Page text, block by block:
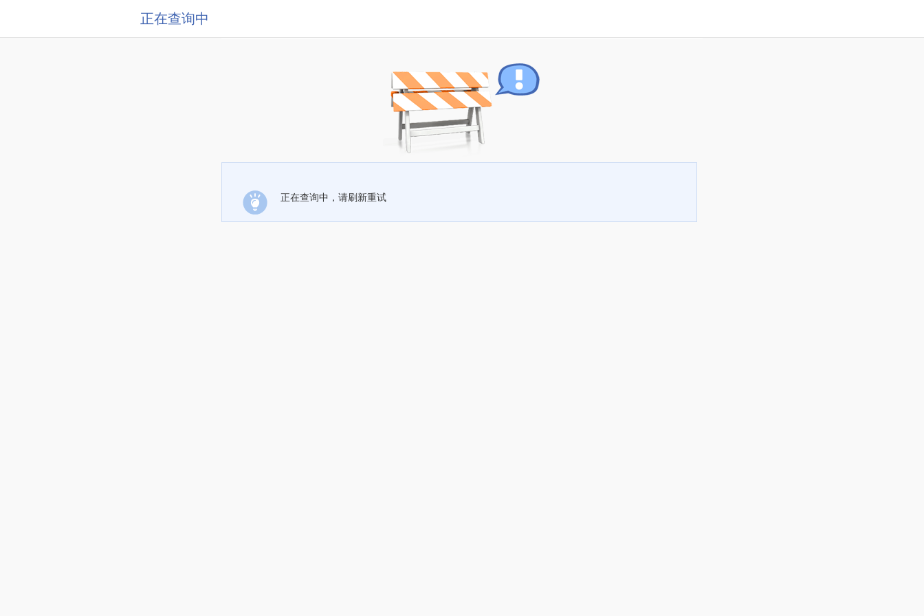
正在查询中
正在查询中，请刷新重试